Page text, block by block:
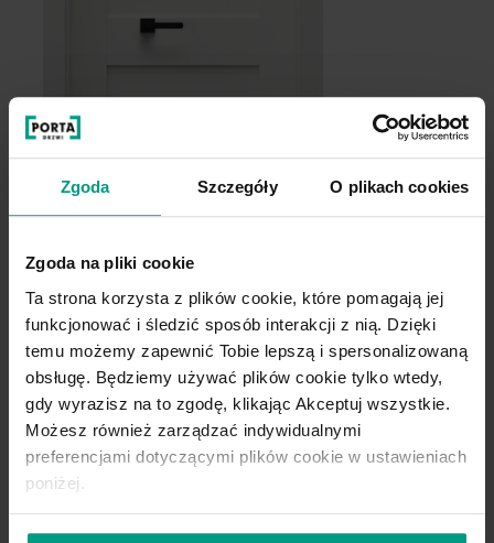
Zgoda Szczegóły O plikach cookies
Zgoda na pliki cookie
Ta strona korzysta z plików cookie, które pomagają jej
funkcjonować i śledzić sposób interakcji z nią. Dzięki
temu możemy zapewnić Tobie lepszą i spersonalizowaną
obsługę. Będziemy używać plików cookie tylko wtedy,
gdy wyrazisz na to zgodę, klikając Akceptuj wszystkie.
Możesz również zarządzać indywidualnymi
preferencjami dotyczącymi plików cookie w ustawieniach
poniżej.
A.1